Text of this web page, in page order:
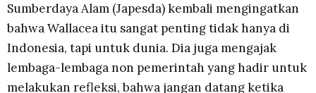
Sumberdaya Alam (Japesda) kembali mengingatkan
bahwa Wallacea itu sangat penting tidak hanya di
Indonesia, tapi untuk dunia. Dia juga mengajak
lembaga-lembaga non pemerintah yang hadir untuk
melakukan refleksi, bahwa jangan datang ketika